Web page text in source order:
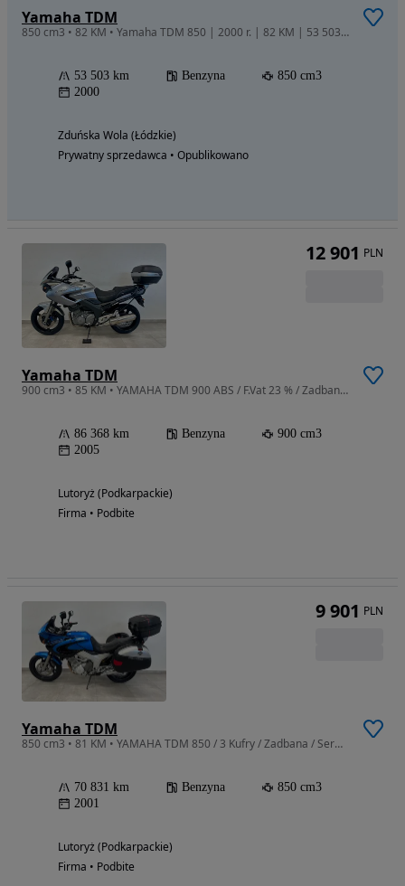
Yamaha TDM
850 cm3 • 82 KM • Yamaha TDM 850 | 2000 r. | 82 KM | 53 503 km | 3 kufry
53 503 km Benzyna
850 cm3
2000
Zduńska Wola (Łódzkie)
Prywatny sprzedawca • Opublikowano
Yamaha TDM
900 cm3 • 85 KM • YAMAHA TDM 900 ABS / F.Vat 23 % / Zadbana /
86 368 km Benzyna
900 cm3
2005
Lutoryż (Podkarpackie)
Firma • Podbite
12 901 PLN
Yamaha TDM
850 cm3 • 81 KM • YAMAHA TDM 850 / 3 Kufry / Zadbana / Serwisowana / FV 23%
70 831 km Benzyna
850 cm3
2001
Lutoryż (Podkarpackie)
Firma • Podbite
9 901 PLN